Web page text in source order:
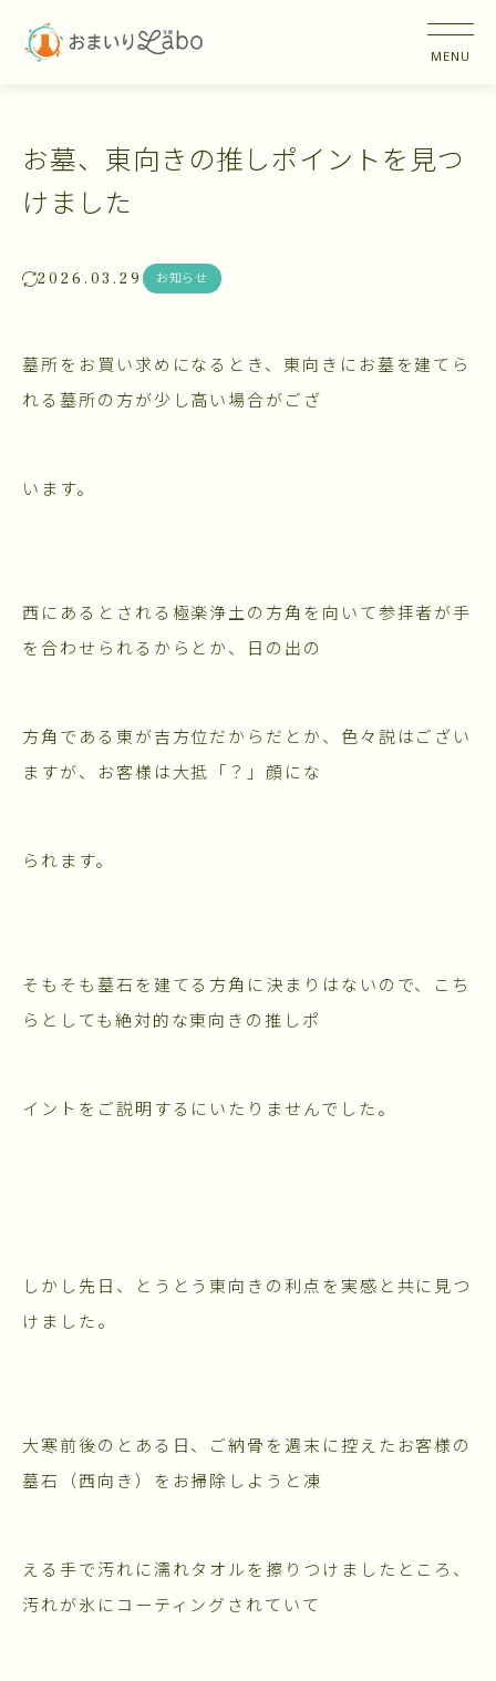
お墓、東向きの推しポイントを見つ
けました
2026.03.29 お知らせ
墓所をお買い求めになるとき、東向きにお墓を建てら
れる墓所の方が少し高い場合がござ
います。
西にあるとされる極楽浄土の方角を向いて参拝者が手
を合わせられるからとか、日の出の
方角である東が吉方位だからだとか、色々説はござい
ますが、お客様は大抵「？」顔にな
られます。
そもそも墓石を建てる方角に決まりはないので、こち
らとしても絶対的な東向きの推しポ
イントをご説明するにいたりませんでした。
しかし先日、とうとう東向きの利点を実感と共に見つ
けました。
大寒前後のとある日、ご納骨を週末に控えたお客様の
墓石（西向き）をお掃除しようと凍
える手で汚れに濡れタオルを擦りつけましたところ、
汚れが氷にコーティングされていて